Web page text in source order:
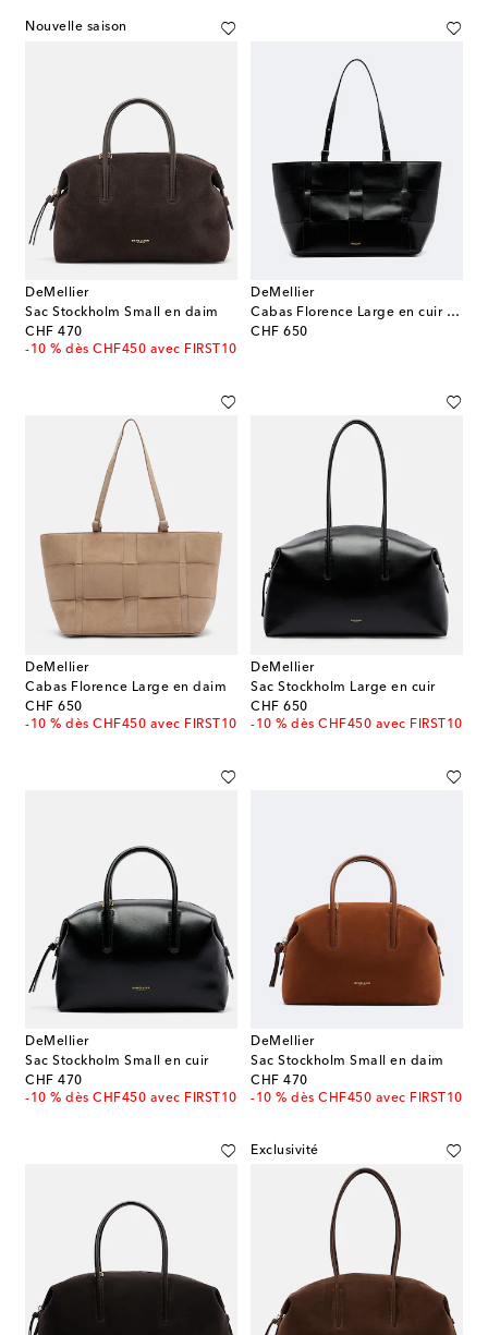
Nouvelle saison
DeMellier
Sac Stockholm Small en daim
CHF 470
original price
-10 % dès CHF450 avec FIRST10
DeMellier
Cabas Florence Large en cuir natté
CHF 650
original price
DeMellier
Cabas Florence Large en daim
CHF 650
original price
-10 % dès CHF450 avec FIRST10
DeMellier
Sac Stockholm Large en cuir
CHF 650
original price
-10 % dès CHF450 avec FIRST10
DeMellier
Sac Stockholm Small en cuir
CHF 470
original price
-10 % dès CHF450 avec FIRST10
DeMellier
Sac Stockholm Small en daim
CHF 470
original price
-10 % dès CHF450 avec FIRST10
Exclusivité